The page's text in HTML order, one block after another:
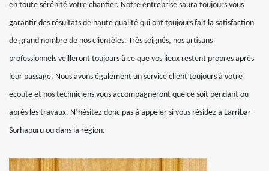
en toute sérénité votre chantier. Notre entreprise saura toujours vous
garantir des résultats de haute qualité qui ont toujours fait la satisfaction
de grand nombre de nos clientèles. Très soignés, nos artisans
professionnels veilleront toujours à ce que vos lieux restent propres après
leur passage. Nous avons également un service client toujours à votre
écoute et nos techniciens vous accompagneront que ce soit pendant ou
après les travaux. N’hésitez donc pas à appeler si vous résidez à Larribar
Sorhapuru ou dans la région.